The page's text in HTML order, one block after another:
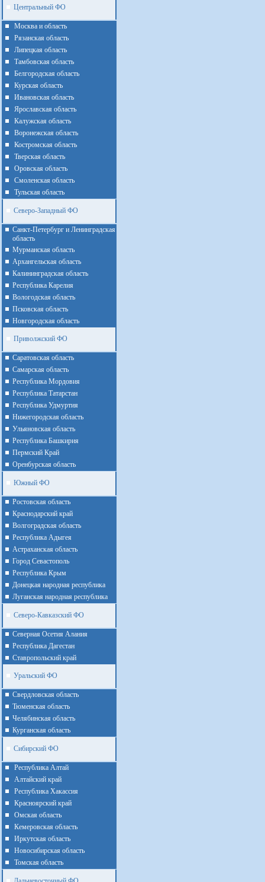
Центральный ФО
Москва и область
Рязанская область
Липецкая область
Тамбовская область
Белгородская область
Курская область
Ивановская область
Ярославская область
Калужская область
Воронежская область
Костромская область
Тверская область
Оровская область
Смоленская область
Тульская область
Северо-Западный ФО
Санкт-Петербург и Ленинградская
область
Мурманская область
Архангельская область
Калининградская область
Республика Карелия
Вологодская область
Псковская область
Новгородская область
Приволжский ФО
Cаратовская область
Cамарская область
Республика Мордовия
Республика Татарстан
Республика Удмуртия
Нижегородская область
Ульяновская область
Республика Башкирия
Пермский Край
Оренбурская область
Южный ФО
Ростовская область
Краснодарский край
Волгоградская область
Республика Адыгея
Астраханская область
Город Севастополь
Республика Крым
Донецкая народная республика
Луганская народная республика
Северо-Кавказский ФО
Северная Осетия Алания
Республика Дагестан
Ставропольский край
Уральский ФО
Cвердловская область
Тюменская область
Челябинская область
Курганская область
Сибирский ФО
Республика Алтай
Алтайcкий край
Республика Хакассия
Красноярский край
Омская область
Кемеровская область
Иркутская область
Новосибирская область
Томская область